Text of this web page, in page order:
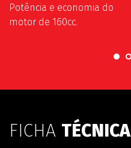
Potência e economia do
motor de 160cc.
FICHA TÉCNICA